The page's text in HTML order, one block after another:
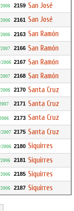
2159 San José
2161 San José
2163 San Ramón
2166 San Ramón
2006 2167 San Ramón
2168 San Ramón
2170 Santa Cruz
2171 Santa Cruz
2173 Santa Cruz
2007 2175 Santa Cruz
2006 2180 Siquirres
2181 Siquirres
2185 Siquirres
2187 Siquirres